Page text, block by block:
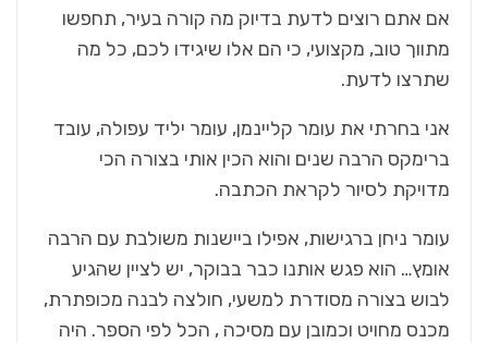
אם אתם רוצים לדעת בדיוק מה קורה בעיר, תחפשו
מתווך טוב, מקצועי, כי הם אלו שיגידו לכם, כל מה
שתרצו לדעת.
אני בחרתי את עומר קליינמן, עומר יליד עפולה, עובד
ברימקס הרבה שנים והוא הכין אותי בצורה הכי
מדויקת לסיור לקראת הכתבה.
עומר ניחן ברגישות, אפילו ביישנות משולבת עם הרבה
אומץ… הוא פגש אותנו כבר בבוקר, יש לציין שהגיע
לבוש בצורה מסודרת למשעי, חולצה לבנה מכופתרת,
מכנס מחויט וכמובן עם מסיכה , הכל לפי הספר. היה